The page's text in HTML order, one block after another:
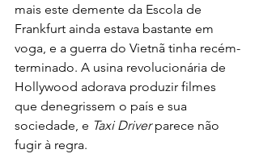
mais este demente da Escola de
Frankfurt ainda estava bastante em
voga, e a guerra do Vietnã tinha recém-
terminado. A usina revolucionária de
Hollywood adorava produzir filmes
que denegrissem o país e sua
sociedade, e Taxi Driver parece não
fugir à regra.